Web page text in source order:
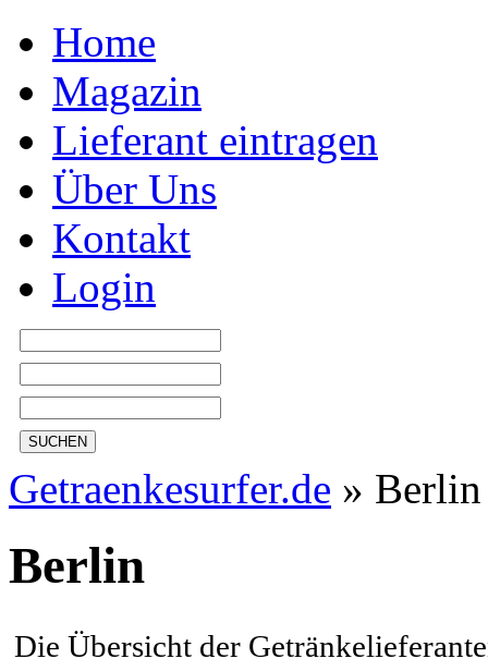
Home
Magazin
Lieferant eintragen
Über Uns
Kontakt
Login
SUCHEN
Getraenkesurfer.de »
Berlin
Die Übersicht der